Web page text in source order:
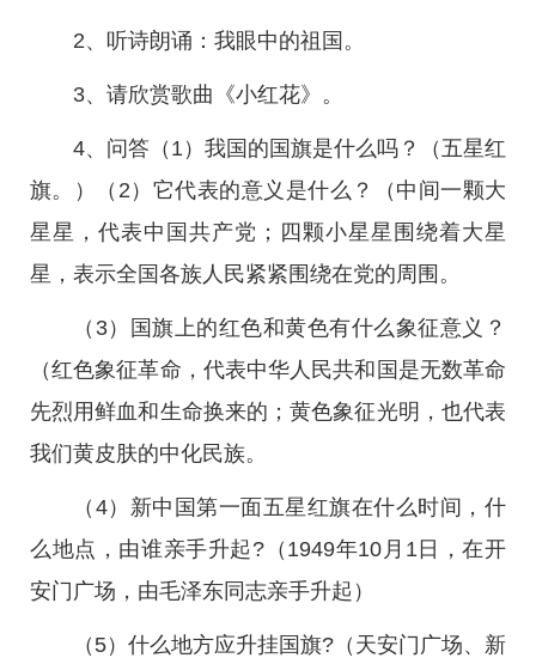
2、听诗朗诵：我眼中的祖国。
3、请欣赏歌曲《小红花》。
4、问答（1）我国的国旗是什么吗？（五星红
旗。）（2）它代表的意义是什么？（中间一颗大
星星，代表中国共产党；四颗小星星围绕着大星
星，表示全国各族人民紧紧围绕在党的周围。
（3）国旗上的红色和黄色有什么象征意义？
（红色象征革命，代表中华人民共和国是无数革命
先烈用鲜血和生命换来的；黄色象征光明，也代表
我们黄皮肤的中化民族。
（4）新中国第一面五星红旗在什么时间，什
么地点，由谁亲手升起?（1949年10月1日，在开
安门广场，由毛泽东同志亲手升起）
（5）什么地方应升挂国旗?（天安门广场、新